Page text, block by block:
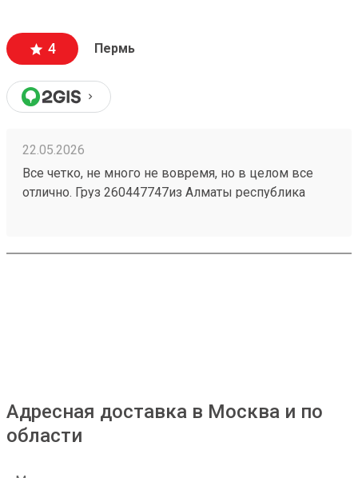
4 Пермь
22.05.2026
Все четко, не много не вовремя, но в целом все
отлично. Груз 260447747из Алматы республика
погрузить . 4 звёзды только за неправильную
Адресная доставка в Москва и по
области